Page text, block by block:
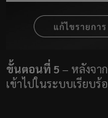
ขั้นตอนที่ 5 – หลังจา
เข้าไปในระบบเรียบร้